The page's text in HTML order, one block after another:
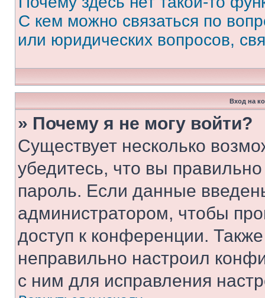
С кем можно связаться по
или юридических вопросов,
Вход на
» Почему я не могу войти?
Существует несколько
убедитесь, что вы
пароль. Если данные
администратором, чтобы
доступ к конференции.
неправильно настроил
с ним для исправления